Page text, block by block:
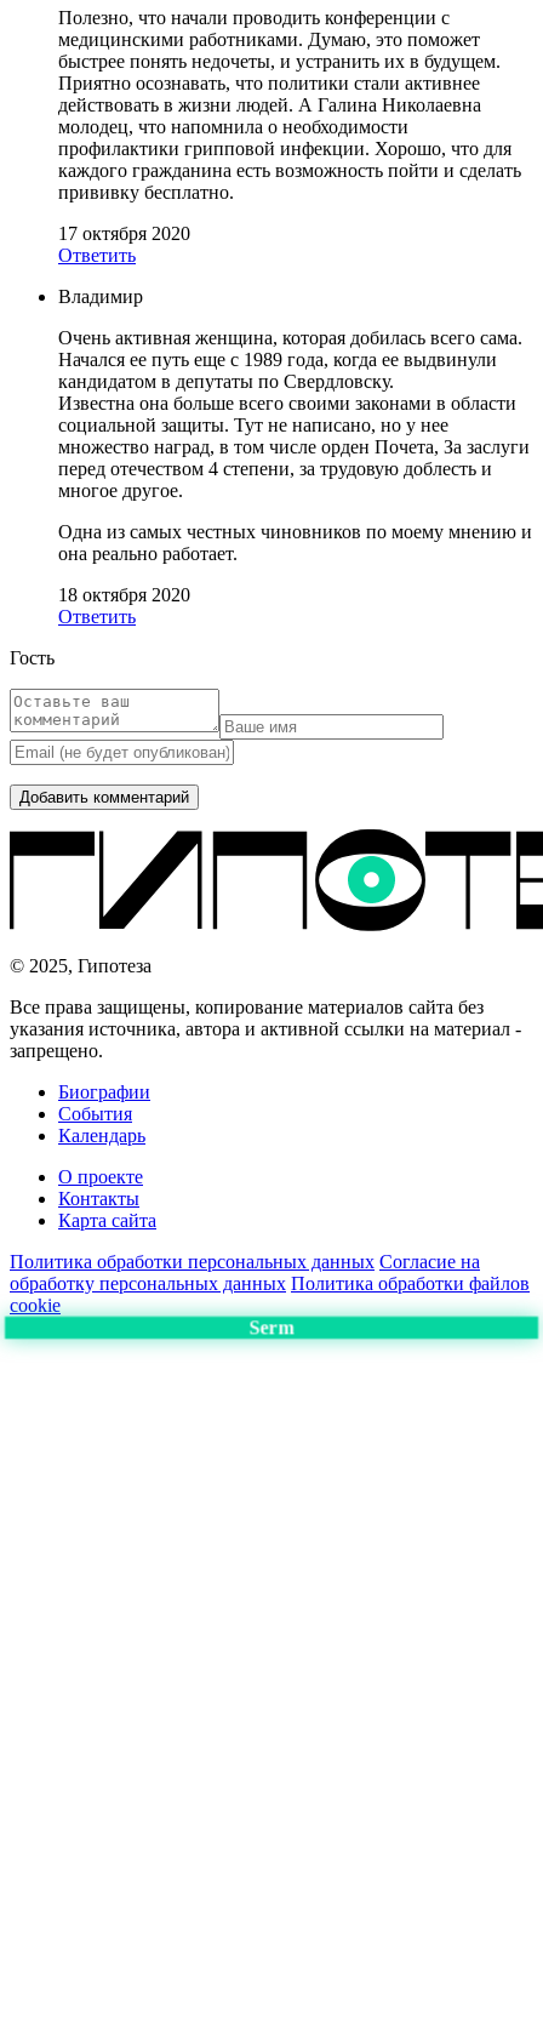
Полезно, что начали проводить конференции с
медицинскими работниками. Думаю, это поможет
быстрее понять недочеты, и устранить их в будущем.
Приятно осознавать, что политики стали активнее
действовать в жизни людей. А Галина Николаевна
молодец, что напомнила о необходимости
профилактики грипповой инфекции. Хорошо, что для
каждого гражданина есть возможность пойти и сделать
прививку бесплатно.
17 октября 2020
Ответить
Владимир
Очень активная женщина, которая добилась всего сама.
Начался ее путь еще с 1989 года, когда ее выдвинули
кандидатом в депутаты по Свердловску.
Известна она больше всего своими законами в области
социальной защиты. Тут не написано, но у нее
множество наград, в том числе орден Почета, За заслуги
перед отечеством 4 степени, за трудовую доблесть и
многое другое.
Одна из самых честных чиновников по моему мнению и
она реально работает.
18 октября 2020
Ответить
Гость
© 2025, Гипотеза
Все права защищены, копирование материалов сайта без
указания источника, автора и активной ссылки на материал -
запрещено.
Биографии
События
Календарь
О проекте
Контакты
Карта сайта
Политика обработки персональных данных Согласие на
обработку персональных данных Политика обработки файлов
cookie
Serm